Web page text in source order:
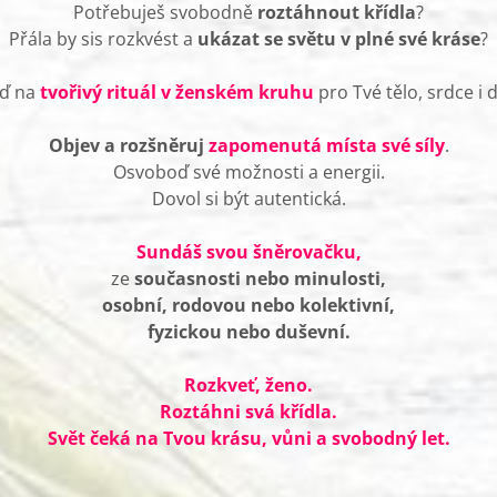
Potřebuješ svobodně roztáhnout křídla?
Přála by sis rozkvést a ukázat se světu v plné své kráse?
na tvořivý rituál v ženském kruhu pro Tvé tělo, srdce i
Objev a rozšněruj zapomenutá místa své síly.
Osvoboď své možnosti a energii.
Dovol si být autentická.
Sundáš svou šněrovačku,
zesoučasnosti nebo minulosti,
osobní, rodovou nebo kolektivní,
fyzickou nebo duševní.
Rozkveť, ženo.
Roztáhni svá křídla.
Svět čeká na Tvou krásu, vůni a svobodný let.